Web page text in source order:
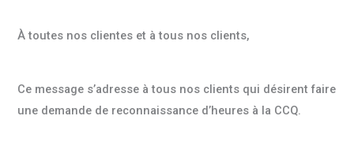
À toutes nos clientes et à tous nos clients,
Ce message s’adresse à tous nos clients qui désirent faire
une demande de reconnaissance d’heures à la CCQ.